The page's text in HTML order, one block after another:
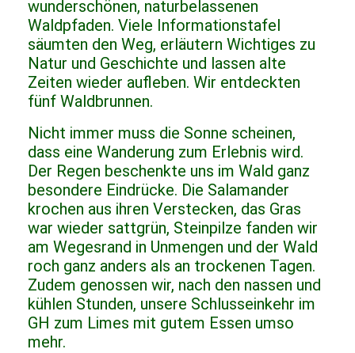
wunderschönen, naturbelassenen
Waldpfaden. Viele Informationstafel
säumten den Weg, erläutern Wichtiges zu
Natur und Geschichte und lassen alte
Zeiten wieder aufleben. Wir entdeckten
fünf Waldbrunnen.
Nicht immer muss die Sonne scheinen,
dass eine Wanderung zum Erlebnis wird.
Der Regen beschenkte uns im Wald ganz
besondere Eindrücke. Die Salamander
krochen aus ihren Verstecken, das Gras
war wieder sattgrün, Steinpilze fanden wir
am Wegesrand in Unmengen und der Wald
roch ganz anders als an trockenen Tagen.
Zudem genossen wir, nach den nassen und
kühlen Stunden, unsere Schlusseinkehr im
GH zum Limes mit gutem Essen umso
mehr.